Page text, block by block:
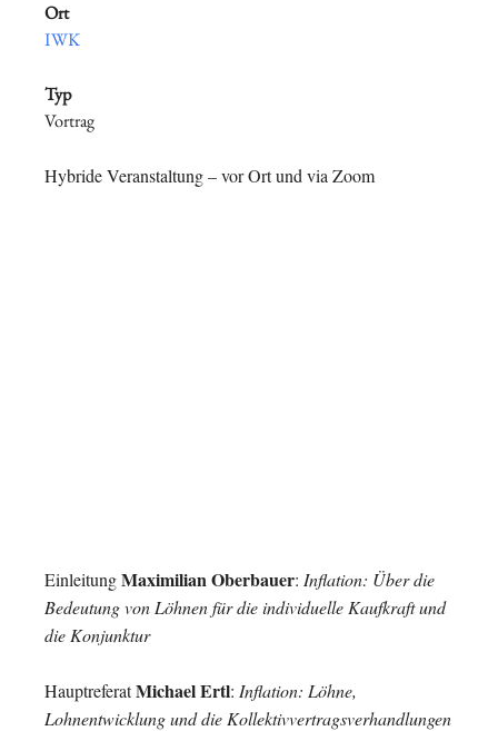
Ort
IWK
Typ
Vortrag
Hybride Veranstaltung – vor Ort und via Zoom
EinleitungMaximilian Oberbauer: Inflation: Über die
Bedeutung von Löhnen für die individuelle Kaufkraft und
die Konjunktur
HauptreferatMichael Ertl: Inflation: Löhne,
Lohnentwicklung und die Kollektivvertragsverhandlungen